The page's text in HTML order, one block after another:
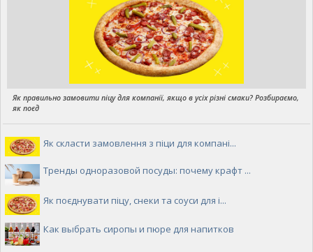
Як правильно замовити піцу для компанії, якщо в усіх різні смаки? Розбираємо,
як поєд
Як скласти замовлення з піци для компані...
Тренды одноразовой посуды: почему крафт ...
Як поєднувати піцу, снеки та соуси для і...
Как выбрать сиропы и пюре для напитков